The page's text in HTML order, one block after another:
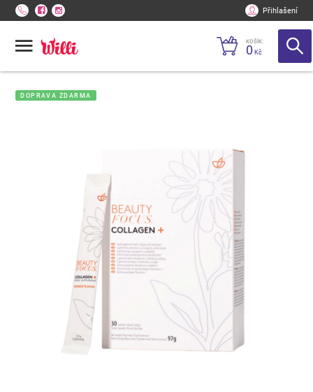
Přihlašení
KOŠÍK:
0 Kč
DOPRAVA ZDARMA